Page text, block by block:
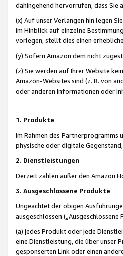
dahingehend hervorrufen, dass Sie
(x) Auf unser Verlangen hin legen
im Hinblick auf einzelne
vorlegen, stellt dies einen
(y) Sofern Amazon dem nicht
(z) Sie werden auf Ihrer Website
Amazon-Websites sind (z. B. von
oder anderen Informationen oder
1. Produkte
Im Rahmen des Partnerprogramms
physische oder digitale
2. Dienstleistungen
Derzeit zählen außer den Amazon
3. Ausgeschlossene Produkte
Ungeachtet der obigen
ausgeschlossen („Ausgeschlossene
(a) jedes Produkt oder jede
eine Dienstleistung, die über unser
gesponserten Link oder einen